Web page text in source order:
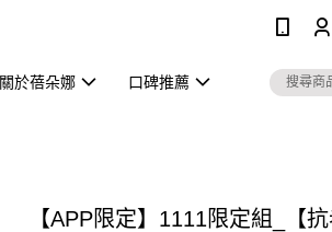
關於蓓朵娜 口碑推薦
【APP限定】1111限定組_【